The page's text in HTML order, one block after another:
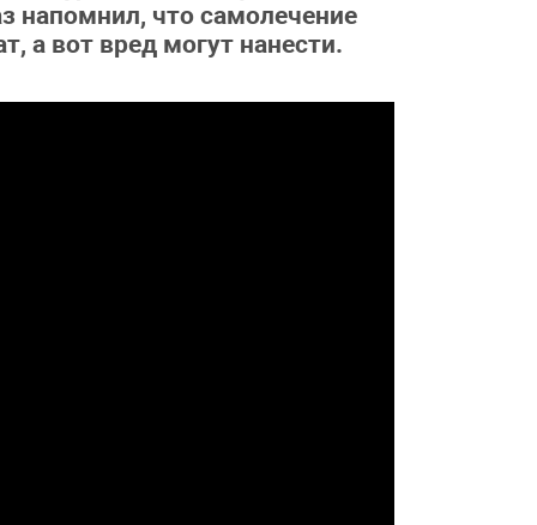
напомнил, что самолечение
а вот вред могут нанести.